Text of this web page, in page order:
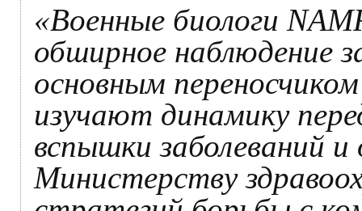
«Военные биологи
обширное наблюдение
основным
изучают динамику
вспышки заболеваний
Министерству